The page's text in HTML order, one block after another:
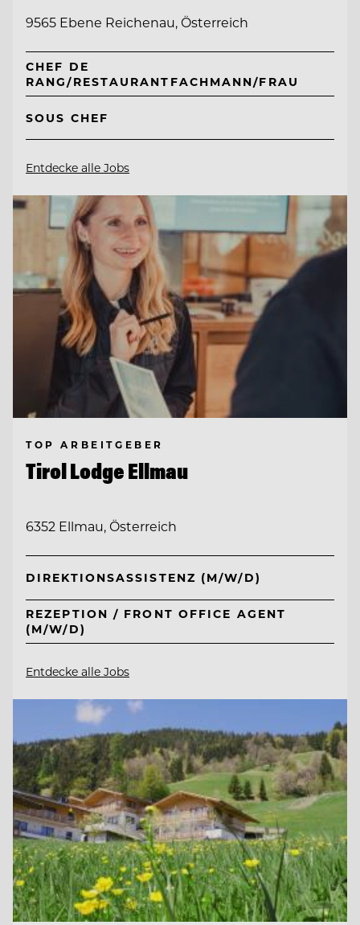
9565 Ebene Reichenau, Österreich
CHEF DE
RANG/RESTAURANTFACHMANN/FRAU
SOUS CHEF
Entdecke alle Jobs
TOP ARBEITGEBER
Tirol Lodge Ellmau
6352 Ellmau, Österreich
DIREKTIONSASSISTENZ (M/W/D)
REZEPTION / FRONT OFFICE AGENT
(M/W/D)
Entdecke alle Jobs